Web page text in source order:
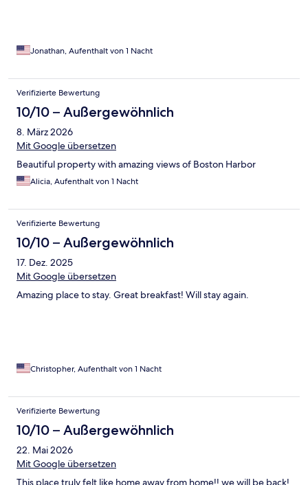
Jonathan, Aufenthalt von 1 Nacht
Verifizierte Bewertung
10/10 – Außergewöhnlich
8. März 2026
Mit Google übersetzen
Beautiful property with amazing views of Boston Harbor
Alicia, Aufenthalt von 1 Nacht
Verifizierte Bewertung
10/10 – Außergewöhnlich
17. Dez. 2025
Mit Google übersetzen
Amazing place to stay. Great breakfast! Will stay again.
Christopher, Aufenthalt von 1 Nacht
Verifizierte Bewertung
10/10 – Außergewöhnlich
22. Mai 2026
Mit Google übersetzen
This place truly felt like home away from home!! we will be back!